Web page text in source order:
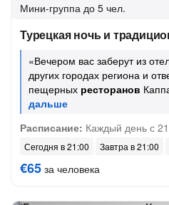
Мини-группа до 5 чел.
Турецкая ночь и
«Вечером вас заберут из
других городах региона и
пещерных ресторанов
Расписание: Каждый день с
Сегодня в 21:00 Завтра в 21:00
€65 за человека